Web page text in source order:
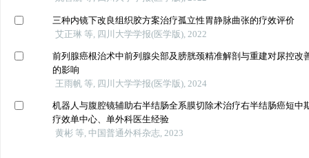
三种内镜下改良组织胶方案治疗孤立性胃静脉曲张的疗效评价
艾正琳 等, 四川大学学报(医学版), 2022
前列腺癌根治术中前列腺尖部及膀胱颈精准解剖与重建对尿控改
的影响
王雨帆 等, 四川大学学报(医学版), 2024
机器人与腹腔镜辅助右半结肠全系膜切除术治疗右半结肠癌短中
疗效单中心、单外科医生经验
黄彬 等, 中国普通外科杂志, 2023